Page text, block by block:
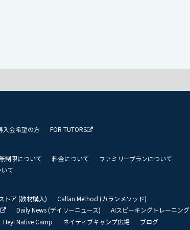
入会希望の方 FOR TUTORS
制限について 料金について
ファミリープランについて
て
トア (教材購入)
Callan Method (カランメソッド)
Daily News (デイリーニュース)
AIスピーキングトレーニング
Hey! Native Camp ネイティブキャンプ広場
ブログ